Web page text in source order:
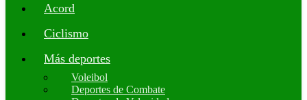
Acord
Ciclismo
Más deportes
Voleibol
Deportes de Combate